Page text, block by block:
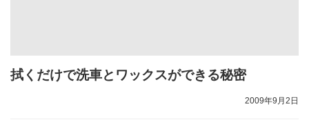
拭くだけで洗車とワックスができる秘密
2009年9月2日